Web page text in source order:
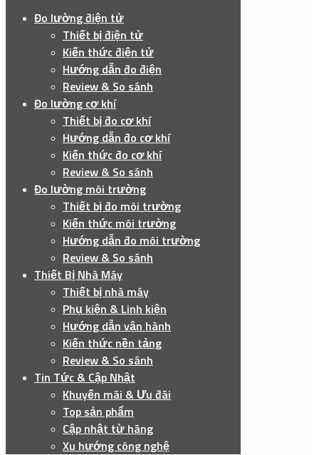
Đo lường điện tử
Thiết bị điện tử
Kiến thức điện tử
Hướng dẫn đo điện
Review & So sánh
Đo lường cơ khí
Thiết bị đo cơ khí
Hướng dẫn đo cơ khí
Kiến thức đo cơ khí
Review & So sánh
Đo lường môi trường
Thiết bị đo môi trường
Kiến thức môi trường
Hướng dẫn đo môi trường
Review & So sánh
Thiết Bị Nhà Máy
Thiết bị nhà máy
Phụ kiện & Linh kiện
Hướng dẫn vận hành
Kiến thức nền tảng
Review & So sánh
Tin Tức & Cập Nhật
Khuyến mãi & Ưu đãi
Top sản phẩm
Cập nhật từ hãng
Xu hướng công nghệ